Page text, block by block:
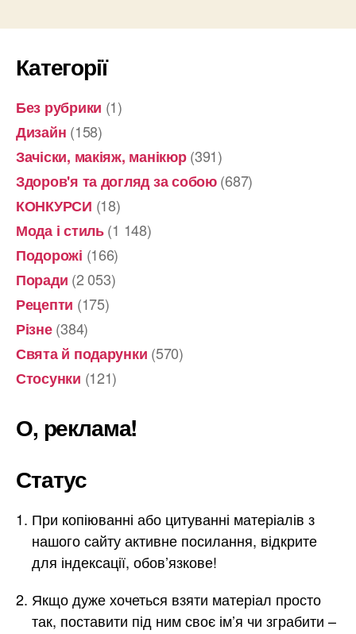
Категорії
Без рубрики (1)
Дизайн (158)
Зачіски, макіяж, манікюр(391)
Здоров'я та догляд за собою(687)
КОНКУРСИ (18)
Мода і стиль(1 148)
Подорожі (166)
Поради (2 053)
Рецепти (175)
Різне(384)
Свята й подарунки (570)
Стосунки (121)
О, реклама!
Статус
При копіюванні або цитуванні матеріалів з
нашого сайту активне посилання, відкрите
для індексації, обов’язкове!
Якщо дуже хочеться взяти матеріал просто
так, поставити під ним своє ім’я чи зграбити –